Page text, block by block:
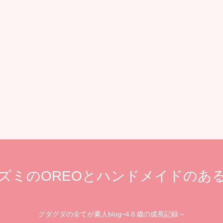
ミのOREOとハンドメイドのあ
グダグダの全てが素人blog~4８歳の成長記録～